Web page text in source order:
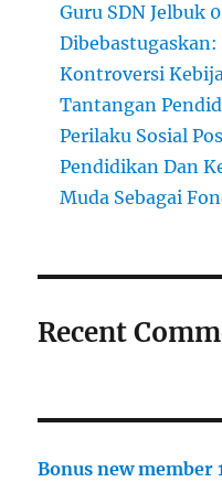
Guru SDN Jelbuk
Kontroversi
Tantangan
Perilaku Sosial
Pendidikan Dan
Muda Sebagai
Recent
Bonus new member